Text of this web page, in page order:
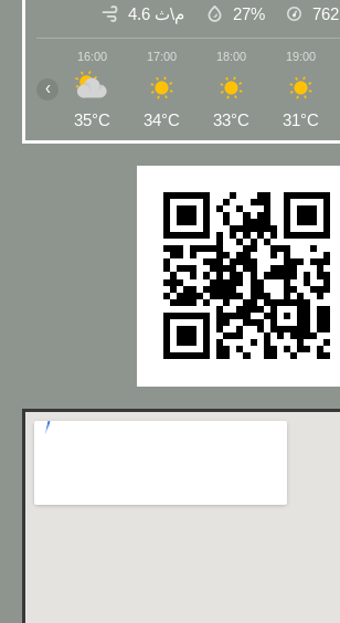
4.6 م\ث 27% 762
16:00
35°C
17:00
34°C
18:00
33°C
19:00
31°C
‹